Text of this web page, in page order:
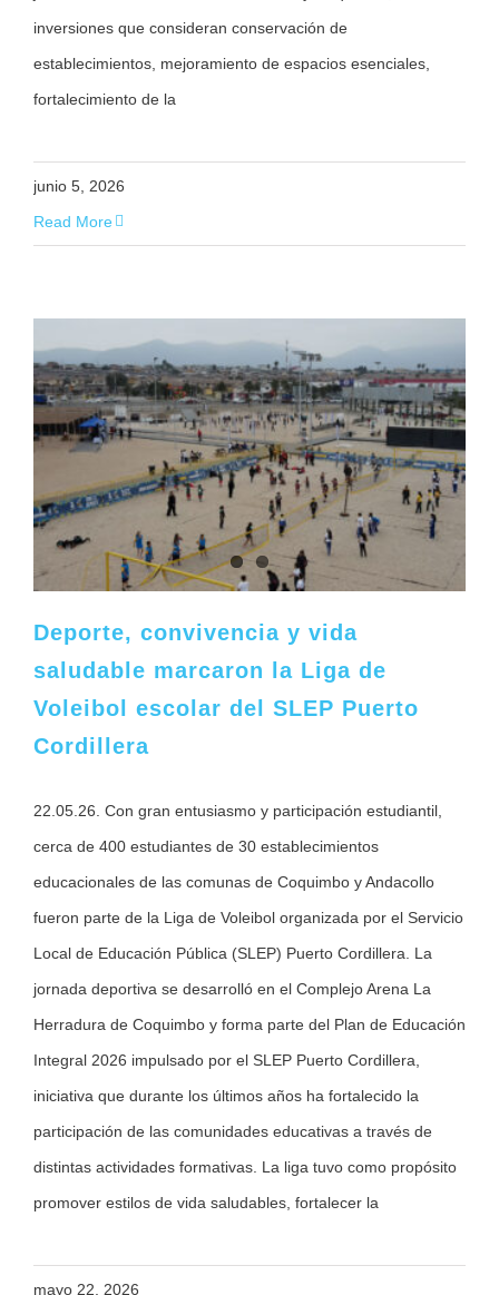
inversiones que consideran conservación de
establecimientos, mejoramiento de espacios esenciales,
fortalecimiento de la
junio 5, 2026
Read More
Deporte, convivencia y vida
saludable marcaron la Liga de
Voleibol escolar del SLEP Puerto
Cordillera
22.05.26. Con gran entusiasmo y participación estudiantil,
cerca de 400 estudiantes de 30 establecimientos
educacionales de las comunas de Coquimbo y Andacollo
fueron parte de la Liga de Voleibol organizada por el Servicio
Local de Educación Pública (SLEP) Puerto Cordillera. La
jornada deportiva se desarrolló en el Complejo Arena La
Herradura de Coquimbo y forma parte del Plan de Educación
Integral 2026 impulsado por el SLEP Puerto Cordillera,
iniciativa que durante los últimos años ha fortalecido la
participación de las comunidades educativas a través de
distintas actividades formativas. La liga tuvo como propósito
promover estilos de vida saludables, fortalecer la
mayo 22, 2026